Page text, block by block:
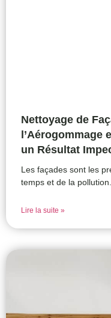
Nettoyage de
l’Aérogommage
un Résultat
Les façades sont les
temps et de la
Lire la suite »